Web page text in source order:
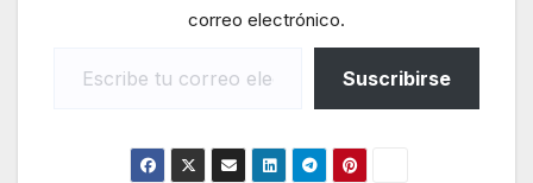
correo electrónico.
Suscribirse